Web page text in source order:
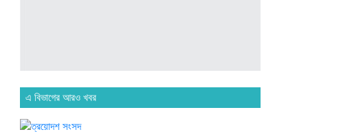
এ বিভাগের আরও খবর